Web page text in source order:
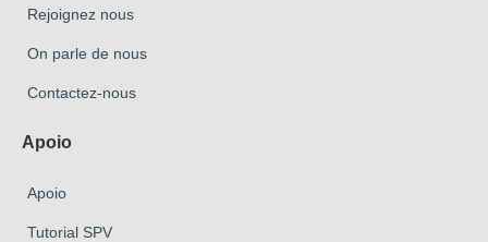
Rejoignez nous
On parle de nous
Contactez-nous
Apoio
Apoio
Tutorial SPV